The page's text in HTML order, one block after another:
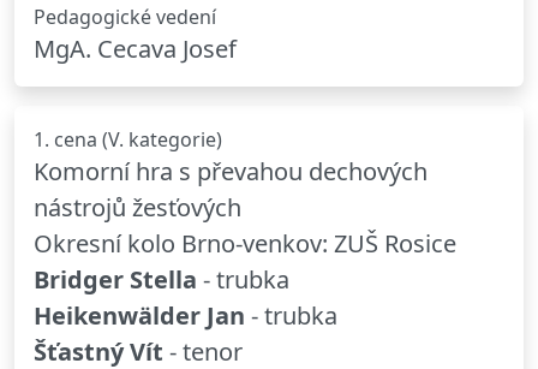
Pedagogické vedení
MgA. Cecava Josef
1. cena (V. kategorie)
Komorní hra s převahou dechových
nástrojů žesťových
Okresní kolo Brno-venkov: ZUŠ Rosice
Bridger Stella - trubka
Heikenwälder Jan - trubka
Šťastný Vít - tenor